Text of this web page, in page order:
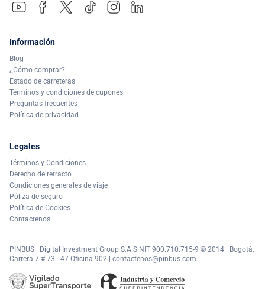
Información
Blog
¿Cómo comprar?
Estado de carreteras
Términos y condiciones de cupones
Preguntas frecuentes
Política de privacidad
Legales
Términos y Condiciones
Derecho de retracto
Condiciones generales de viaje
Póliza de seguro
Política de Cookies
Contactenos
PINBUS | Digital Investment Group S.A.S NIT 900.710.715-9 © 2014 | Bogotá,
Carrera 7 # 73 - 47 Oficina 902 | contactenos@pinbus.com